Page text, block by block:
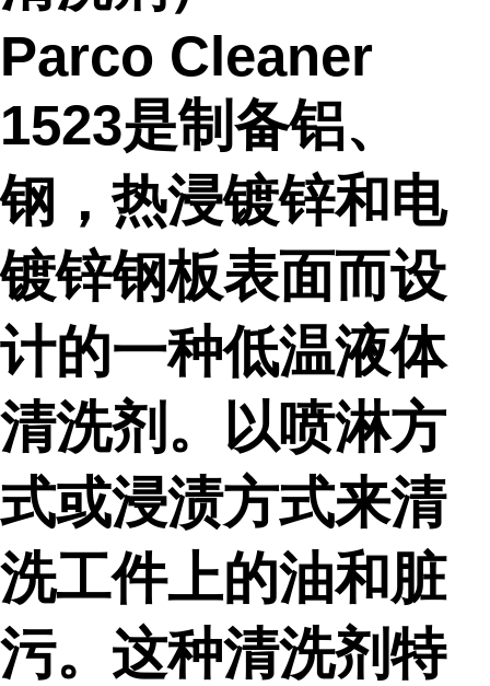
Parco Cleaner
1523是制备铝、
钢，热浸镀锌和电
镀锌钢板表面而设
计的一种低温液体
清洗剂。以喷淋方
式或浸渍方式来清
洗工件上的油和脏
污。这种清洗剂特